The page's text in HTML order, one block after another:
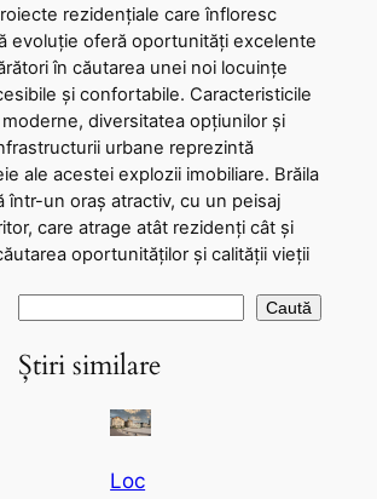
rezidențiale care înfloresc
evoluție oferă oportunități excelente
în căutarea unei noi locuințe
și confortabile. Caracteristicile
diversitatea opțiunilor și
urbane reprezintă
ale acestei explozii imobiliare. Brăila
într-un oraș atractiv, cu un peisaj
care atrage atât rezidenți cât și
oportunităților și calității vieții
u
Caută
Știri similare
Loc